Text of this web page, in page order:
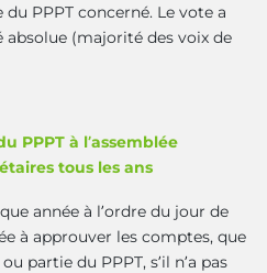
PPPT concerné. Le vote a
(majorité des voix de
PPPT à l’assemblée
tous les ans
année à l’ordre du jour de
à approuver les comptes, que
partie du PPPT, s’il n’a pas